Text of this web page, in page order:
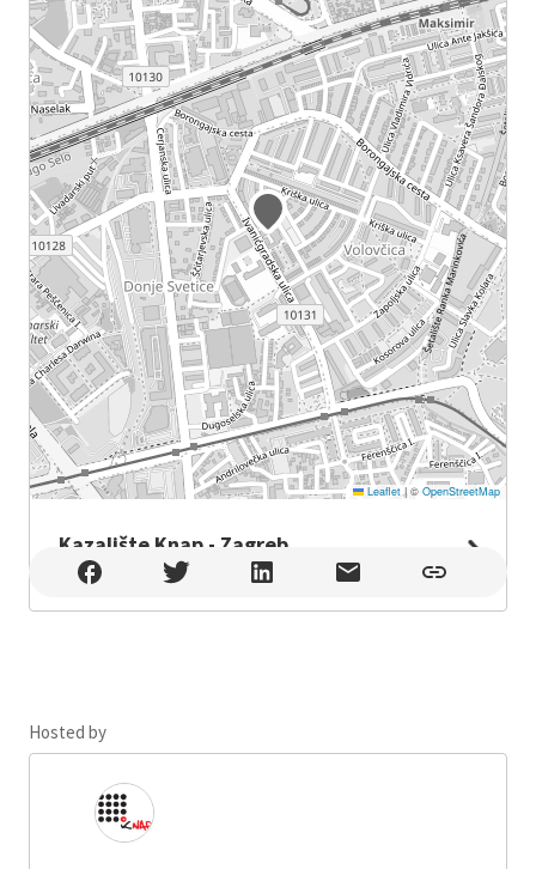
Leaflet |© OpenStreetMap
Kazalište Knap - Zagreb
Kazalište Knap - Zagreb , Zagreb
Hosted by